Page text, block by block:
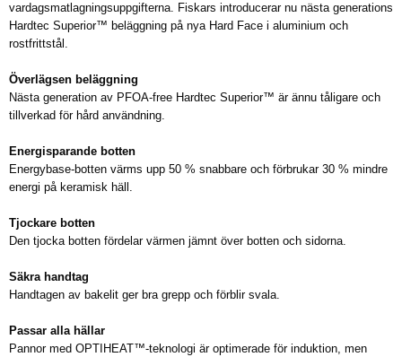
vardagsmatlagningsuppgifterna. Fiskars introducerar nu nästa generations
Hardtec Superior™ beläggning på nya Hard Face i aluminium och
rostfrittstål.
Överlägsen beläggning
Nästa generation av PFOA-free Hardtec Superior™ är ännu tåligare och
tillverkad för hård användning.
Energisparande botten
Energybase-botten värms upp 50 % snabbare och förbrukar 30 % mindre
energi på keramisk häll.
Tjockare botten
Den tjocka botten fördelar värmen jämnt över botten och sidorna.
Säkra handtag
Handtagen av bakelit ger bra grepp och förblir svala.
Passar alla hällar
Pannor med OPTIHEAT™-teknologi är optimerade för induktion, men